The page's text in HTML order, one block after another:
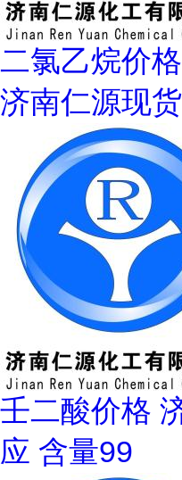
二氯乙烷价
济南仁源现货
壬二酸价格
应 含量99